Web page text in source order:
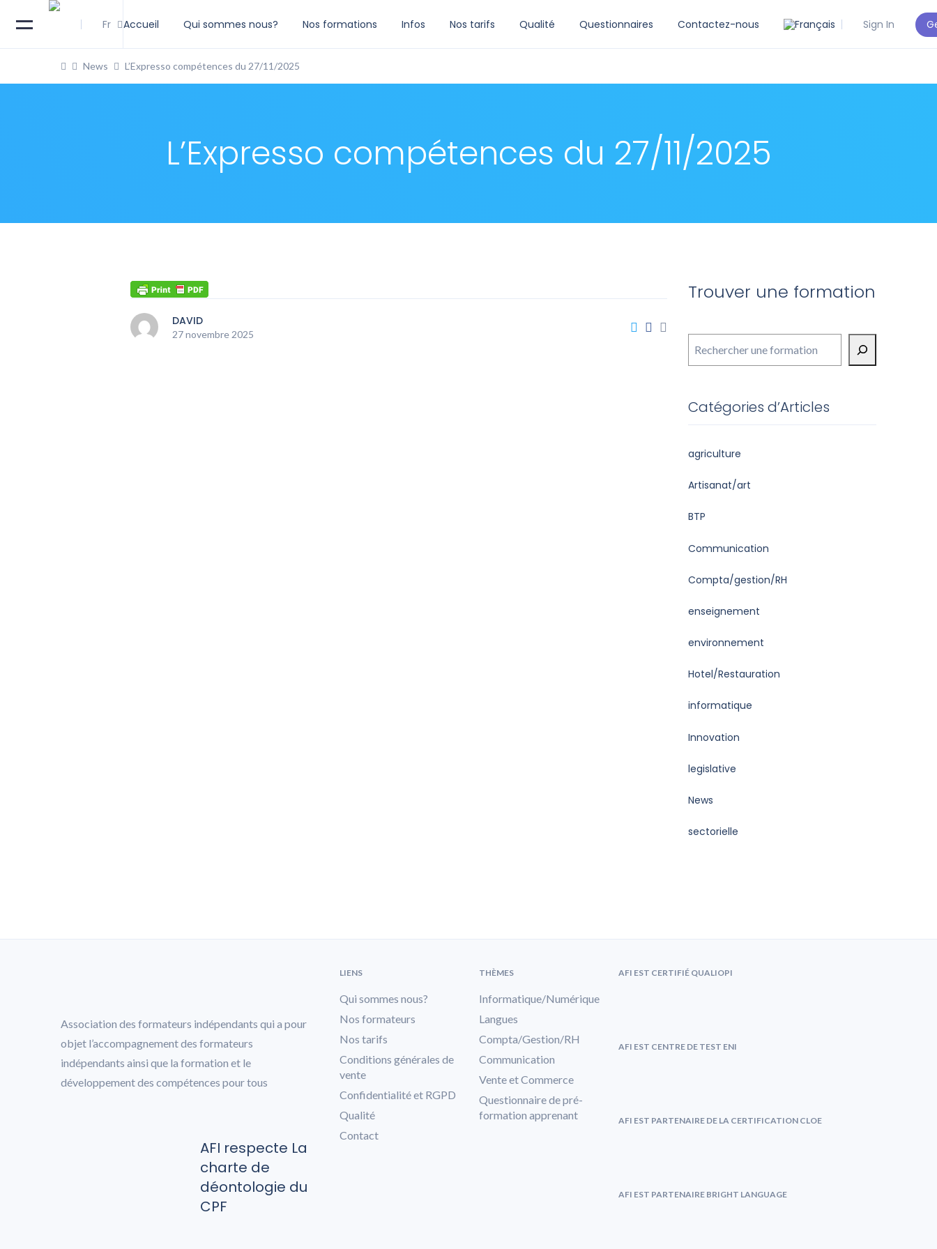
Fr Accueil Qui sommes nous? Nos formations Infos Nos tarifs Qualité Questionnaires Contactez-nous Sign In
News L’Expresso compétences du 27/11/2025
L’Expresso compétences du 27/11/2025
DAVID
27 novembre 2025
Trouver une formation
Catégories d’Articles
agriculture
Artisanat/art
BTP
Communication
Compta/gestion/RH
enseignement
environnement
Hotel/Restauration
informatique
Innovation
legislative
News
sectorielle
Association des formateurs indépendants qui a pour
objet l’accompagnement des formateurs
indépendants ainsi que la formation et le
développement des compétences pour tous
AFI respecte La
charte de
déontologie du
CPF
LIENS
Qui sommes nous?
Nos formateurs
Nos tarifs
Conditions générales de
vente
Confidentialité et RGPD
Qualité
Contact
THÈMES
Informatique/Numérique
Langues
Compta/Gestion/RH
Communication
Vente et Commerce
Questionnaire de pré-
formation apprenant
AFI EST CERTIFIÉ QUALIOPI
AFI EST CENTRE DE TEST ENI
AFI EST PARTENAIRE DE LA CERTIFICATION CLOE
AFI EST PARTENAIRE BRIGHT LANGUAGE